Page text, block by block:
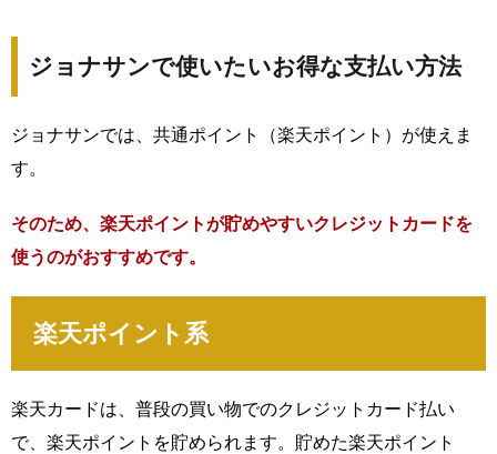
ジョナサンで使いたいお得な支払い方法
ジョナサンでは、共通ポイント（楽天ポイント）が使えま
す。
そのため、楽天ポイントが貯めやすいクレジットカードを
使うのがおすすめです。
楽天ポイント系
楽天カードは、普段の買い物でのクレジットカード払い
で、楽天ポイントを貯められます。貯めた楽天ポイント